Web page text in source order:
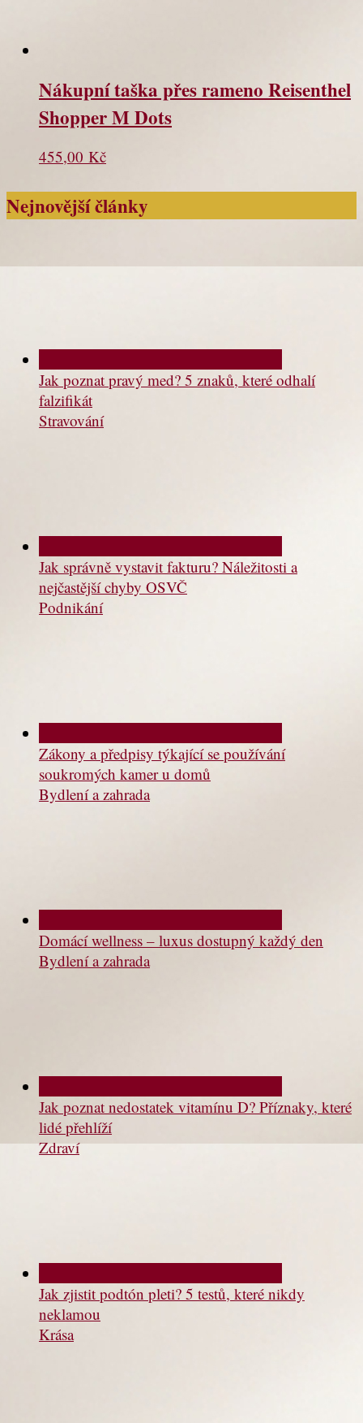
Nákupní taška přes rameno Reisenthel
Shopper M Dots
455,00 Kč
Nejnovější články
Jak poznat pravý med? 5 znaků, které odhalí
falzifikát
Stravování
Jak správně vystavit fakturu? Náležitosti a
nejčastější chyby OSVČ
Podnikání
Zákony a předpisy týkající se používání
soukromých kamer u domů
Bydlení a zahrada
Domácí wellness – luxus dostupný každý den
Bydlení a zahrada
Jak poznat nedostatek vitamínu D? Příznaky, které
lidé přehlíží
Zdraví
Jak zjistit podtón pleti? 5 testů, které nikdy
neklamou
Krása